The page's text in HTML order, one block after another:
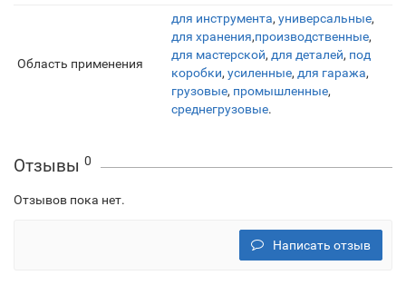
Область применения
для инструмента, универсальные,
для хранения,производственные,
для мастерской, для деталей, под
коробки, усиленные, для гаража,
грузовые, промышленные,
среднегрузовые.
Отзывы 0
Отзывов пока нет.
Написать отзыв